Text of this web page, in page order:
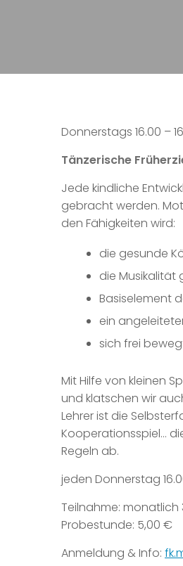
Donnerstags 16.00 –
Tänzerische
Jede kindliche
gebracht werden.
den Fähigkeiten wird:
die gesunde
die Musikalität
Basiselement
ein
sich frei
Mit Hilfe von kleinen
und klatschen wir
Lehrer ist die
Kooperationsspiel…
Regeln ab.
jeden Donnerstag
Teilnahme: monatlich
Probestunde: 5,00 €
Anmeldung & Info: